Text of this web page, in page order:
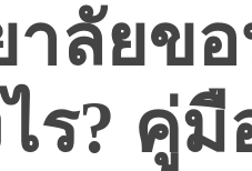
ลัยข
ร? คู่